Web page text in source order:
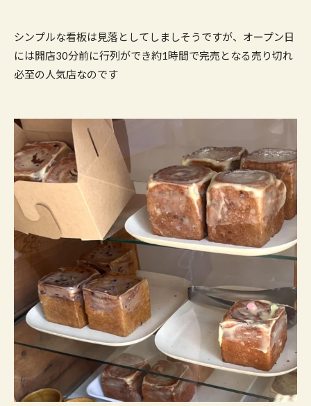
シンプルな看板は見落としてしましそうですが、オープン日
には開店30分前に行列ができ約1時間で完売となる売り切れ
必至の人気店なのです